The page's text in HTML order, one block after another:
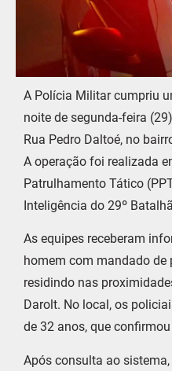
A Polícia Militar cumpriu
noite de segunda-feira
Rua Pedro Daltoé, no
A operação foi realizada
Patrulhamento Tático
Inteligência do 29º
As equipes receberam
homem com mandado de
residindo nas
Darolt. No local, os
de 32 anos, que
Após consulta ao